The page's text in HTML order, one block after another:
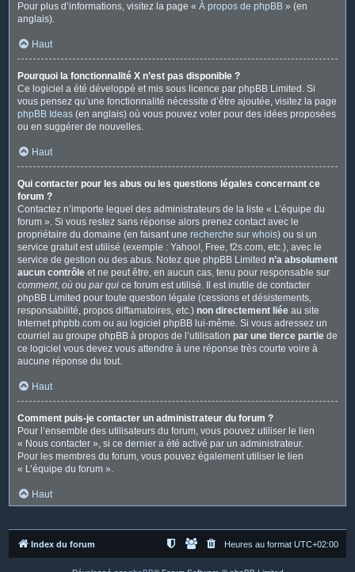
Pour plus d’informations, visitez la page « À propos de phpBB » (en
anglais).
Haut
Pourquoi la fonctionnalité X n’est pas disponible ?
Ce logiciel a été développé et mis sous licence par phpBB Limited. Si
vous pensez qu’une fonctionnalité nécessite d’être ajoutée, visitez la page
phpBB Ideas (en anglais) où vous pouvez voter pour des idées proposées
ou en suggérer de nouvelles.
Haut
Qui contacter pour les abus ou les questions légales concernant ce
forum ?
Contactez n’importe lequel des administrateurs de la liste « L’équipe du
forum ». Si vous restez sans réponse alors prenez contact avec le
propriétaire du domaine (en faisant une recherche sur whois) ou si un
service gratuit est utilisé (exemple : Yahoo!, Free, f2s.com, etc.), avec le
service de gestion ou des abus. Notez que phpBB Limited n’a absolument
aucun contrôle et ne peut être, en aucun cas, tenu pour responsable sur
comment, où ou par qui ce forum est utilisé. Il est inutile de contacter
phpBB Limited pour toute question légale (cessions et désistements,
responsabilité, propos diffamatoires, etc.) non directement liée au site
Internet phpbb.com ou au logiciel phpBB lui-même. Si vous adressez un
courriel au groupe phpBB à propos de l’utilisation par une tierce partie de
ce logiciel vous devez vous attendre à une réponse très courte voire à
aucune réponse du tout.
Haut
Comment puis-je contacter un administrateur du forum ?
Pour l’ensemble des utilisateurs du forum, vous pouvez utiliser le lien
« Nous contacter », si ce dernier a été activé par un administrateur.
Pour les membres du forum, vous pouvez également utiliser le lien
« L’équipe du forum ».
Haut
Index du forum Heures au format UTC+02:00